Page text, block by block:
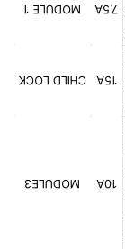
MODULE 1 7,5A
CHILD LOCK 15A
MODULE3 10A